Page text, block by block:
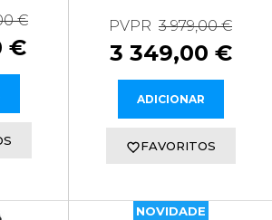
€
€
PVPR 3 979,00 €
3 349,00 €
ADICIONAR
FAVORITOS
NOVIDADE